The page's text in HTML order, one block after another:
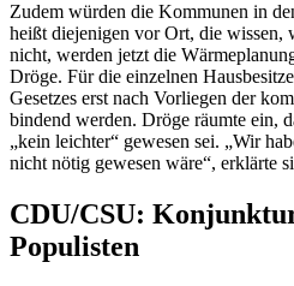
Zudem würden die Kommunen in
heißt diejenigen vor Ort, die wissen,
nicht, werden jetzt die
Dröge. Für die einzelnen
Gesetzes erst nach Vorliegen der
bindend werden. Dröge räumte ein,
„kein leichter“ gewesen sei. „Wir
nicht nötig gewesen wäre“, erklärte
CDU/CSU:
Populisten